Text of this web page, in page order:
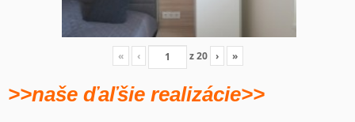
« ‹ z20 › »
>>naše ďaľšie realizácie>>